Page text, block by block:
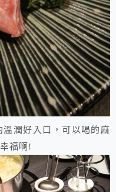
潤好入口，可以喝的麻
福啊!